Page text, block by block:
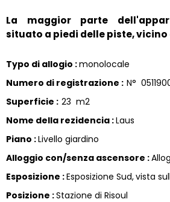
La maggior parte
situato a piedi delle piste, vicino
Typo di allogio :monolocale
Numero di registrazione : N°
Superficie : 23 m2
Nome della rezidencia :Laus
Piano :Livello giardino
Alloggio con/senza ascensore :
Esposizione :Esposizione Sud vista
Posizione :Stazione di Risoul